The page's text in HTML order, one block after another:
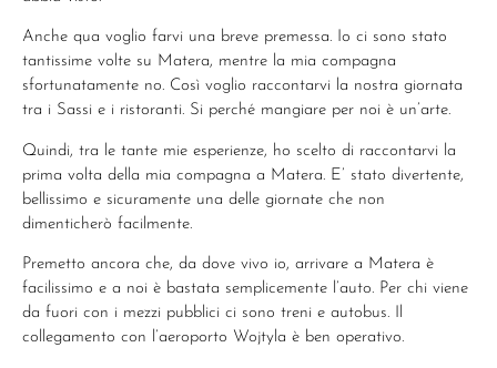
Anche qua voglio farvi una breve premessa. Io ci sono stato
tantissime volte su Matera, mentre la mia compagna
sfortunatamente no. Così voglio raccontarvi la nostra giornata
tra i Sassi e i ristoranti. Si perché mangiare per noi è un’arte.
Quindi, tra le tante mie esperienze, ho scelto di raccontarvi la
prima volta della mia compagna a Matera. E’ stato divertente,
bellissimo e sicuramente una delle giornate che non
dimenticherò facilmente.
Premetto ancora che, da dove vivo io, arrivare a Matera è
facilissimo e a noi è bastata semplicemente l’auto. Per chi viene
da fuori con i mezzi pubblici ci sono treni e autobus. Il
collegamento con l’aeroporto Wojtyla è ben operativo.